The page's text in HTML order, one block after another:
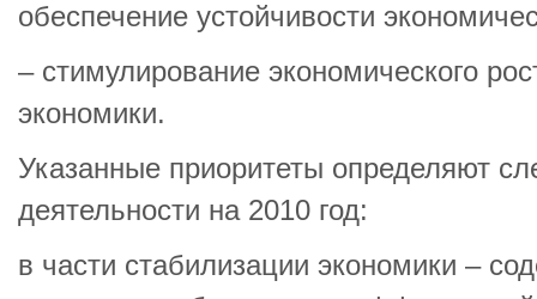
обеспечение устойчивости
– стимулирование экономического
экономики.
Указанные приоритеты определяют
деятельности на 2010 год:
в части стабилизации экономики –